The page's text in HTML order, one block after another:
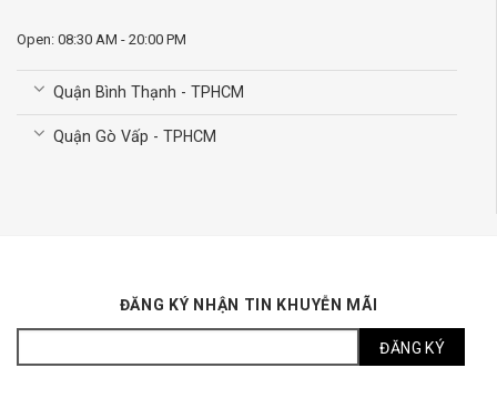
Open: 08:30 AM - 20:00 PM
Quận Bình Thạnh - TPHCM
Quận Gò Vấp - TPHCM
ĐĂNG KÝ NHẬN TIN KHUYỄN MÃI